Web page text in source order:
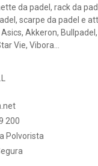
da padel, rack da
scarpe da padel e
Akkeron,
Vie, Vibora...
200
Polvorista